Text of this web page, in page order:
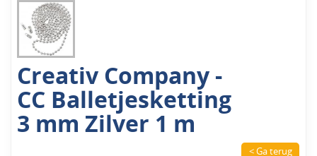
Creativ Company -
CC Balletjesketting
3 mm Zilver 1 m
< Ga terug